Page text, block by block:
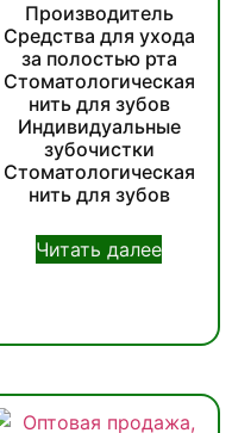
Производитель
Средства для ухода
за полостью рта
Стоматологическая
нить для зубов
Индивидуальные
зубочистки
Стоматологическая
нить для зубов
Читать далее